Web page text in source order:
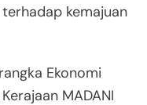
kemajuan
Ekonomi
MADANI